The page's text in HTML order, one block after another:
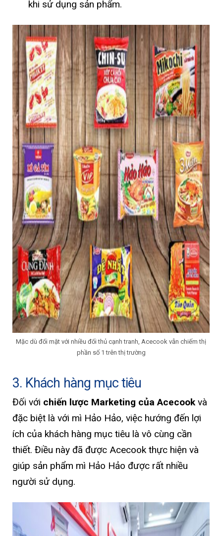
khi sử dụng sản phẩm.
Mặc dù đối mặt với nhiều đối thủ cạnh tranh, Acecook vẫn chiếm thị
phần số 1 trên thị trường
3. Khách hàng mục tiêu
Đối với chiến lược Marketing của Acecookvà
đặc biệt là với mì Hảo Hảo, việc hướng đến lợi
ích của khách hàng mục tiêu là vô cùng cần
thiết. Điều này đã được Acecook thực hiện và
giúp sản phẩm mì Hảo Hảo được rất nhiều
người sử dụng.